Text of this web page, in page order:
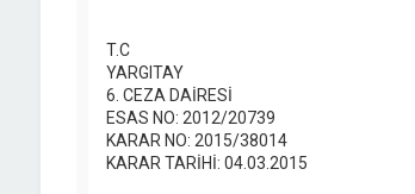
T.C
YARGITAY
6. CEZA DAİRESİ
ESAS NO: 2012/20739
KARAR NO: 2015/38014
KARAR TARİHİ: 04.03.2015